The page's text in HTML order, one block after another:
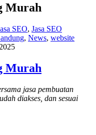
Murah
SEO, Jasa SEO
, News, website
Murah
jasa pembuatan
diakses, dan sesuai